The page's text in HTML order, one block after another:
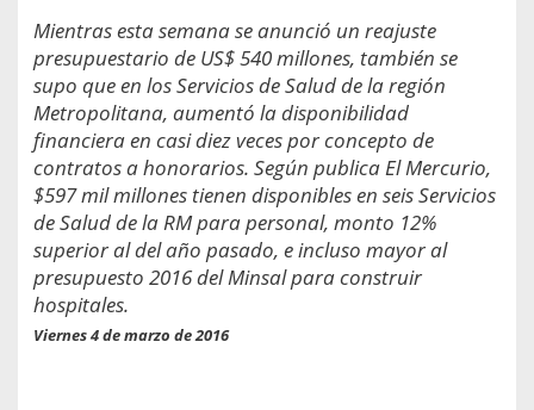
Mientras esta semana se anunció un reajuste
presupuestario de US$ 540 millones, también se
supo que en los Servicios de Salud de la región
Metropolitana, aumentó la disponibilidad
financiera en casi diez veces por concepto de
contratos a honorarios. Según publica El Mercurio,
$597 mil millones tienen disponibles en seis Servicios
de Salud de la RM para personal, monto 12%
superior al del año pasado, e incluso mayor al
presupuesto 2016 del Minsal para construir
hospitales.
Viernes 4 de marzo de 2016